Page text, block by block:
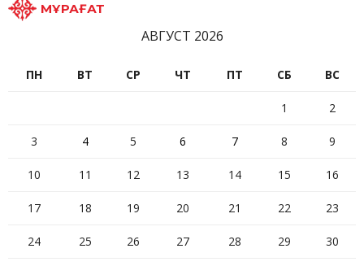
МҰРАҒАТ
АВГУСТ 2026
ПН ВТ СР ЧТ ПТ СБ ВС
1 2
3 4 5 6 7 8 9
10 11 12 13 14 15 16
17 18 19 20 21 22 23
24 25 26 27 28 29 30